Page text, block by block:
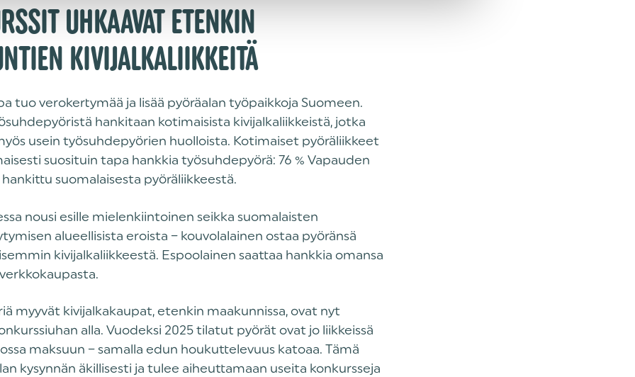
UHKAAVAT ETENKIN
KIVIJALKALIIKKEITÄ
tuo verokertymää ja lisää pyöräalan työpaikkoja Suomeen.
hankitaan kotimaisista kivijalkaliikkeistä, jotka
usein työsuhdepyörien huolloista. Kotimaiset pyöräliikkeet
suosituin tapa hankkia työsuhdepyörä: 76 % Vapauden
suomalaisesta pyöräliikkeestä.
nousi esille mielenkiintoinen seikka suomalaisten
alueellisista eroista – kouvolalainen ostaa pyöränsä
kivijalkaliikkeestä. Espoolainen saattaa hankkia omansa
myyvät kivijalkakaupat, etenkin maakunnissa, ovat nyt
alla. Vuodeksi 2025 tilatut pyörät ovat jo liikkeissä
maksuun – samalla edun houkuttelevuus katoaa. Tämä
kysynnän äkillisesti ja tulee aiheuttamaan useita konkursseja